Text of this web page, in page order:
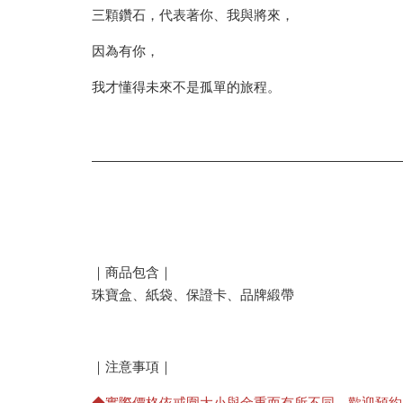
三顆鑽石，代表著你、我與將來，
因為有你，
我才懂得未來不是孤單的旅程。
｜商品包含｜
珠寶盒、紙袋、保證卡、品牌緞帶
｜注意事項｜